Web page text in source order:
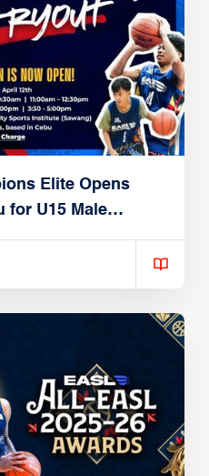
Elite Opens
for U15 Male